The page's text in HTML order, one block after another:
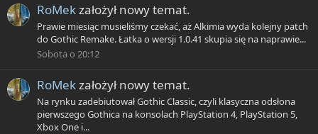
RoMekzałożył nowy temat.
Prawie miesiąc musieliśmy czekać, aż Alkimia wyda kolejny patch
do Gothic Remake. Łatka o wersji 1.0.41 skupia się na naprawie...
Sobota o 20:12
RoMekzałożył nowy temat.
Na rynku zadebiutował Gothic Classic, czyli klasyczna odsłona
pierwszego Gothica na konsolach PlayStation 4, PlayStation 5,
Xbox One i...